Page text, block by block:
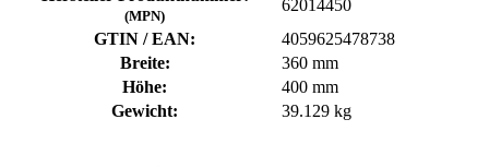
(MPN)
62014450
GTIN / EAN:
4059625478738
Breite:
360 mm
Höhe:
400 mm
Gewicht:
39.129 kg